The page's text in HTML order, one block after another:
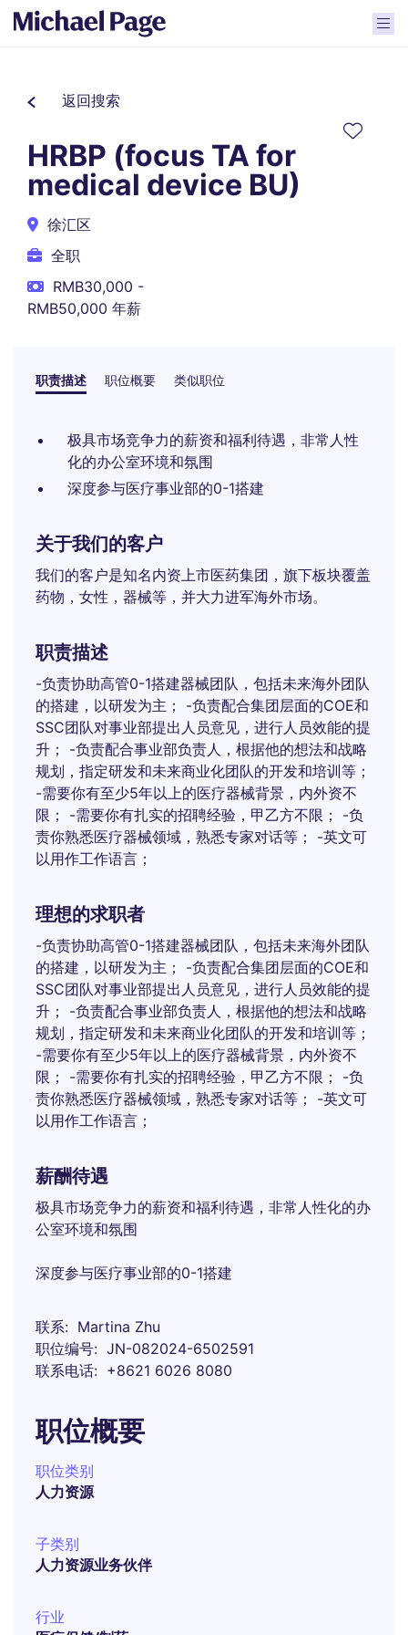
返回搜索
HRBP (focus TA for
medical device BU)
徐汇区
全职
RMB30,000 -
RMB50,000 年薪
职责描述 职位概要 类似职位
极具市场竞争力的薪资和福利待遇，非常人性
化的办公室环境和氛围
深度参与医疗事业部的0-1搭建
关于我们的客户
我们的客户是知名内资上市医药集团，旗下板块覆盖
药物，女性，器械等，并大力进军海外市场。
职责描述
-负责协助高管0-1搭建器械团队，包括未来海外团队
的搭建，以研发为主； -负责配合集团层面的COE和
SSC团队对事业部提出人员意见，进行人员效能的提
升； -负责配合事业部负责人，根据他的想法和战略
规划，指定研发和未来商业化团队的开发和培训等；
-需要你有至少5年以上的医疗器械背景，内外资不
限； -需要你有扎实的招聘经验，甲乙方不限； -负
责你熟悉医疗器械领域，熟悉专家对话等； -英文可
以用作工作语言；
理想的求职者
-负责协助高管0-1搭建器械团队，包括未来海外团队
的搭建，以研发为主； -负责配合集团层面的COE和
SSC团队对事业部提出人员意见，进行人员效能的提
升； -负责配合事业部负责人，根据他的想法和战略
规划，指定研发和未来商业化团队的开发和培训等；
-需要你有至少5年以上的医疗器械背景，内外资不
限； -需要你有扎实的招聘经验，甲乙方不限； -负
责你熟悉医疗器械领域，熟悉专家对话等； -英文可
以用作工作语言；
薪酬待遇
极具市场竞争力的薪资和福利待遇，非常人性化的办
公室环境和氛围
深度参与医疗事业部的0-1搭建
联系
Martina Zhu
职位编号
JN-082024-6502591
联系电话
+8621 6026 8080
职位概要
职位类别
人力资源
子类别
人力资源业务伙伴
行业